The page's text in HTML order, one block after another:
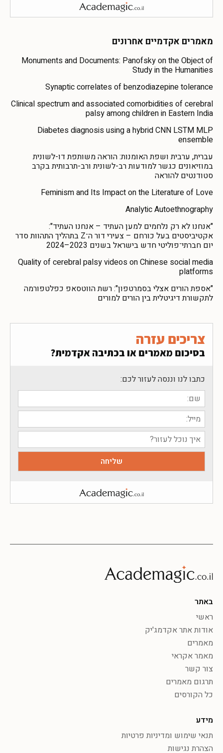
מאמרים אקדמיים אחרונים
Monuments and Documents: Panofsky on the Object of
Study in the Humanities
Synaptic correlates of benzodiazepine tolerance
Clinical spectrum and associated comorbidities of cerebral
palsy among children in Eastern India
Diabetes diagnosis using a hybrid CNN LSTM MLP
ensemble
עברית, ערבית ושפת האומנות: הוראה משותפת דו-לשונית
במוזיאונים כגשר למודעות רב-לשונית ורב-תרבותית בקרב
סטודנטים להוראה
Feminism and Its Impact on the Literature of Love
Analytic Autoethnography
"אנחנו לא רק נלחמים למען העתיד – אנחנו העתיד":
אקטיביסטים בעל כורחם – צעירי דור ה־Z בתהליך התהוות סדר
יום חברתי־פוליטי חדש בישראל בשנים 2023–2024
Quality of cerebral palsy videos on Chinese social media
platforms
"אספת הורים אצלי בסמרטפון": רשת הווטסאפ כפלטפורמה
לתקשורת דיגיטלית בין הורים למורים
צריכים עזרה
בסיכום מאמרים או בכתיבה אקדמית?
כתבו לנו וננסה לעזור לכם:
באתר
ראשי
אודות אתר אקדמג'יק
מאמרים
מאמר אקראי
צור קשר
תרגום מאמרים
כל הקורסים
מידע
תנאי שימוש ומדיניות פרטיות
הצהרת נגישות